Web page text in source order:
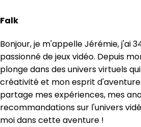
Falk
Bonjour, je m'appelle Jérémie, j'ai
passionné de jeux vidéo. Depuis
plonge dans des univers virtuels
créativité et mon esprit
partage mes expériences, mes
recommandations sur l'univers
moi dans cette aventure !